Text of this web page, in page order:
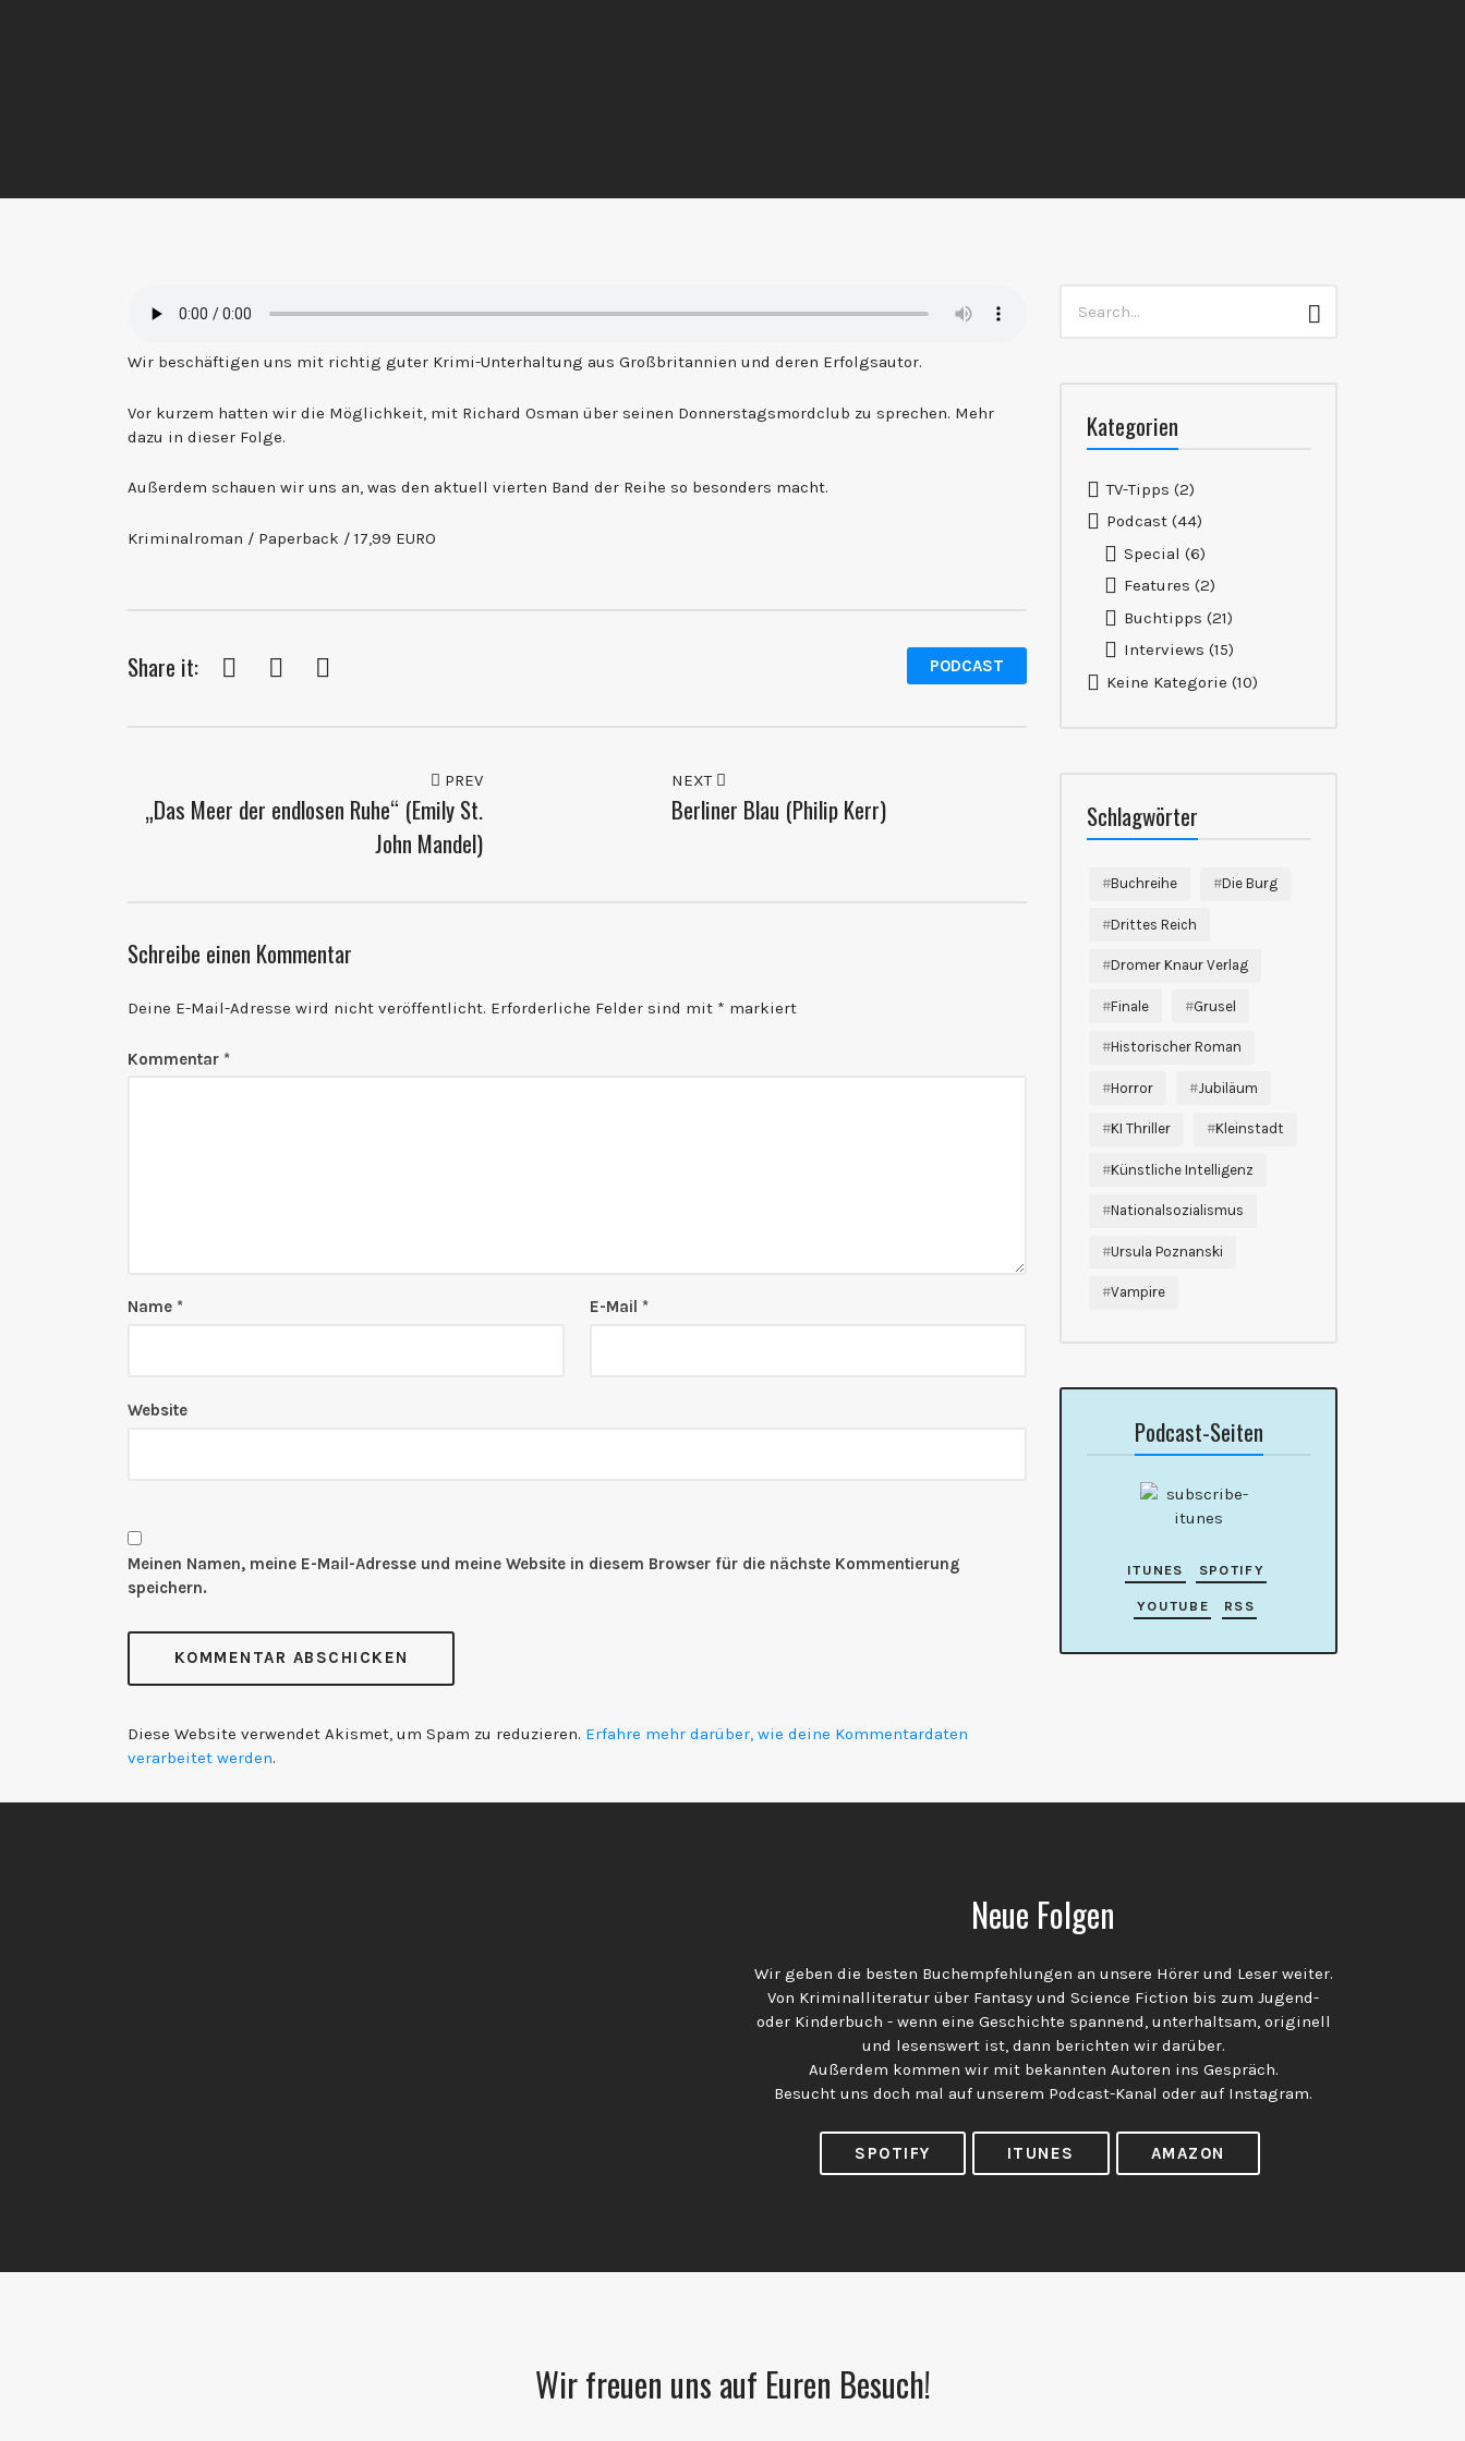
Wir beschäftigen uns mit richtig guter Krimi-Unterhaltung aus Großbritannien und deren Erfolgsautor.
Vor kurzem hatten wir die Möglichkeit, mit Richard Osman über seinen Donnerstagsmordclub zu sprechen. Mehr
dazu in dieser Folge.
Außerdem schauen wir uns an, was den aktuell vierten Band der Reihe so besonders macht.
Kriminalroman / Paperback / 17,99 EURO
Share it: FacebookTwitter PODCAST
PREV
„Das Meer der endlosen Ruhe“ (Emily St.
John Mandel)
NEXT
Berliner Blau (Philip Kerr)
Schreibe einen Kommentar
Deine E-Mail-Adresse wird nicht veröffentlicht. Erforderliche Felder sind mit * markiert
Kommentar *
Name * E-Mail *
Website
Meinen Namen, meine E-Mail-Adresse und meine Website in diesem Browser für die nächste Kommentierung
speichern.
Diese Website verwendet Akismet, um Spam zu reduzieren. Erfahre mehr darüber, wie deine Kommentardaten
verarbeitet werden.
for:
Search
Kategorien
TV-Tipps (2)
Podcast(44)
Special (6)
Features (2)
Buchtipps (21)
Interviews (15)
Keine Kategorie (10)
Schlagwörter
Buchreihe Die Burg
Drittes Reich
Dromer Knaur Verlag
Finale Grusel
Historischer Roman
Horror Jubiläum
KI Thriller Kleinstadt
Künstliche Intelligenz
Nationalsozialismus
Ursula Poznanski
Vampire
Podcast-Seiten
ITUNES SPOTIFY
YOUTUBE RSS
Neue Folgen
Wir geben die besten Buchempfehlungen an unsere Hörer und Leser weiter.
Von Kriminalliteratur über Fantasy und Science Fiction bis zum Jugend-
oder Kinderbuch - wenn eine Geschichte spannend, unterhaltsam, originell
und lesenswert ist, dann berichten wir darüber.
Außerdem kommen wir mit bekannten Autoren ins Gespräch.
Besucht uns doch mal auf unserem Podcast-Kanal oder auf Instagram.
SPOTIFY ITUNES AMAZON
Wir freuen uns auf Euren Besuch!